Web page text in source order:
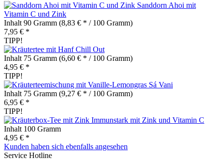
Sanddorn Ahoi mit
Vitamin C und Zink
Inhalt 90 Gramm (8,83 € * / 100 Gramm)
7,95 € *
TIPP!
Chill Out
Inhalt 75 Gramm (6,60 € * / 100 Gramm)
4,95 € *
TIPP!
Sá Vani
Inhalt 75 Gramm (9,27 € * / 100 Gramm)
6,95 € *
TIPP!
Immunstark mit Zink und Vitamin C
Inhalt 100 Gramm
4,95 € *
Kunden haben sich ebenfalls angesehen
Service Hotline